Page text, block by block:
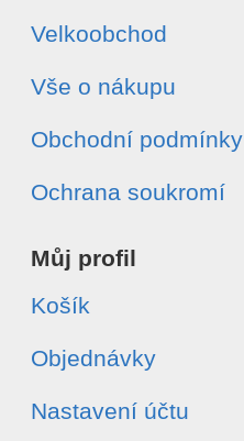
Velkoobchod
Vše o nákupu
Obchodní podmínky
Ochrana soukromí
Můj profil
Košík
Objednávky
Nastavení účtu